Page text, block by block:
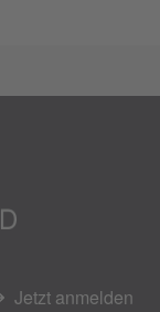
Jetzt anmelden